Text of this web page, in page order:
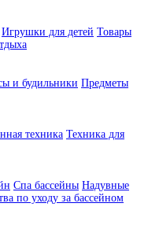
Игрушки для детей Товары
и будильники Предметы
техника Техника для
Спа бассейны Надувные
по уходу за бассейном